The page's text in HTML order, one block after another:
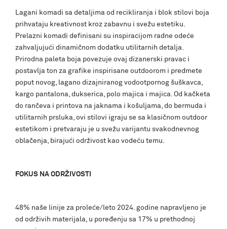
Lagani komadi sa detaljima od recikliranja i blok stilovi boja
prihvataju kreativnost kroz zabavnu i svežu estetiku.
Prelazni komadi definisani su inspiracijom radne odeće
zahvaljujući dinamičnom dodatku utilitarnih detalja.
Prirodna paleta boja povezuje ovaj dizanerski pravac i
postavlja ton za grafike inspirisane outdoorom i predmete
poput novog, lagano dizajniranog vodootpornog šuškavca,
kargo pantalona, dukserica, polo majica i majica. Od kačketa
do rančeva i printova na jaknama i košuljama, do bermuda i
utilitarnih prsluka, ovi stilovi igraju se sa klasičnom outdoor
estetikom i pretvaraju je u svežu varijantu svakodnevnog
oblačenja, birajući održivost kao vodeću temu.
FOKUS NA ODRŽIVOSTI
48% naše linije za proleće/leto 2024. godine napravljeno je
od održivih materijala, u poređenju sa 17% u prethodnoj